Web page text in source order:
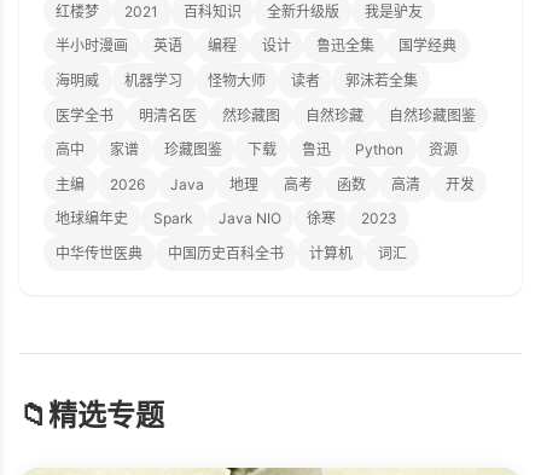
红楼梦
2021 百科知识 全新升级版
我是驴友
半小时漫画
英语 编程 设计 鲁迅全集
国学经典
海明威
机器学习 怪物大师 读者
郭沫若全集
医学全书
明清名医 然珍藏图 自然珍藏
自然珍藏图鉴
高中
家谱 珍藏图鉴 下载 鲁迅 Python
资源
主编
2026 Java 地理 高考 函数 高清
开发
地球编年史
Spark Java NIO 徐寒
2023
中华传世医典
中国历史百科全书 计算机 词汇
📁精选专题